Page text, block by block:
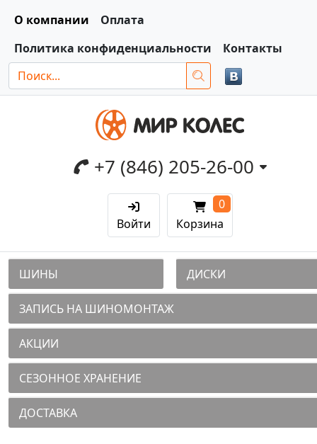
О компании
Оплата
Политика конфиденциальности
Контакты
+7 (846) 205-26-00
Войти Корзина
0
ШИНЫ ДИСКИ
ЗАПИСЬ НА ШИНОМОНТАЖ
АКЦИИ
СЕЗОННОЕ ХРАНЕНИЕ
ДОСТАВКА